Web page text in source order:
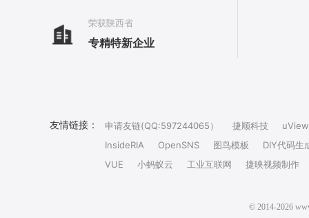
荣获陕西省
专精特新企业
友情链接： 申请友链(QQ:597244065） 捷顺科技
uView
InsideRIA
OpenSNS 图鸟模板
DIY代码生
VUE
小蚂蚁云 工业互联网 捷映视频制作
© 2014-2026